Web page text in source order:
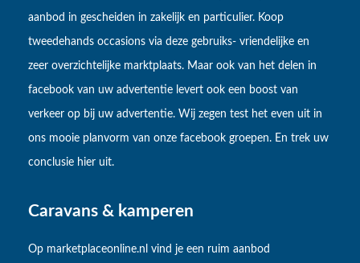
aanbod in gescheiden in zakelijk en particulier. Koop
tweedehands occasions via deze gebruiks- vriendelijke en
zeer overzichtelijke marktplaats. Maar ook van het delen in
facebook van uw advertentie levert ook een boost van
verkeer op bij uw advertentie. Wij zegen test het even uit in
ons mooie planvorm van onze facebook groepen. En trek uw
conclusie hier uit.
Caravans & kamperen
Op marketplaceonline.nl vind je een ruim aanbod